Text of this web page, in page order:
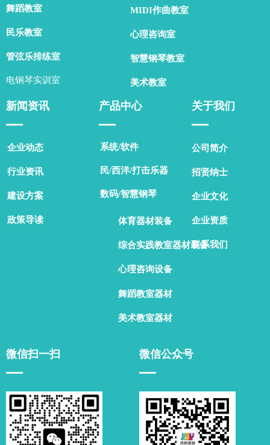
微信公众号
微信扫一扫
舞蹈教室
民乐教室
管弦乐排练室
电钢琴实训室
MIDI作曲教室
心理咨询室
智慧钢琴教室
美术教室
新闻资讯
企业动态
行业资讯
建设方案
政策导读
产品中心
系统/软件
民/西洋/打击乐器
数码/智慧钢琴
关于我们
公司简介
招贤纳士
企业文化
企业资质
联系我们
体育器材装备
综合实践教室器材装备
心理咨询设备
舞蹈教室器材
美术教室器材